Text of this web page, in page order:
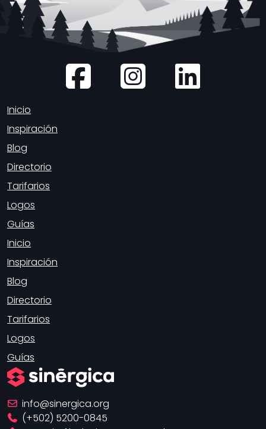
Inicio
Inspiración
Blog
Directorio
Tarifarios
Logos
Guías
Inicio
Inspiración
Blog
Directorio
Tarifarios
Logos
Guías
info
sinergica.org
(+502) 5200-0845